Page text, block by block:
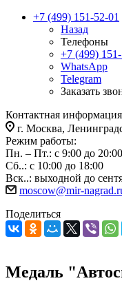
+7 (499) 151-52-01
Назад
Телефоны
+7 (499) 151-
WhatsApp
Telegram
Заказать
Контактная информация
г. Москва,
Режим работы:
Пн. – Пт.: с 9:00 до 20:00
Сб..: с 10:00 до 18:00
Вск..: выходной до
moscow@mir-
Поделиться
Медаль